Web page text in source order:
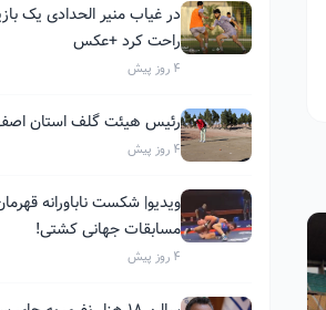
در غیاب منیر الحدادی یک
راحت کرد +عکس
4 روز پیش
رئیس هیئت گلف استان
4 روز پیش
ویدیو| شکست ناباورانه
مسابقات جهانی کشتی!
4 روز پیش